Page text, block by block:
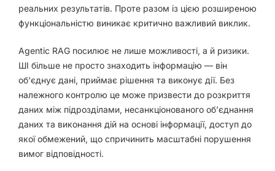
реальних результатів. Проте разом із цією розширеною
функціональністю виникає критично важливий виклик.
Agentic RAG посилює не лише можливості, а й ризики.
ШІ більше не просто знаходить інформацію — він
об’єднує дані, приймає рішення та виконує дії. Без
належного контролю це може призвести до розкриття
даних між підрозділами, несанкціонованого об’єднання
даних та виконання дій на основі інформації, доступ до
якої обмежений, що спричинить масштабні порушення
вимог відповідності.